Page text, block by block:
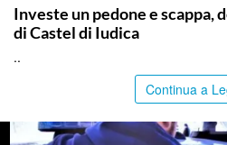
Investe un pedone e scappa,
di Castel di Iudica
..
Continua a